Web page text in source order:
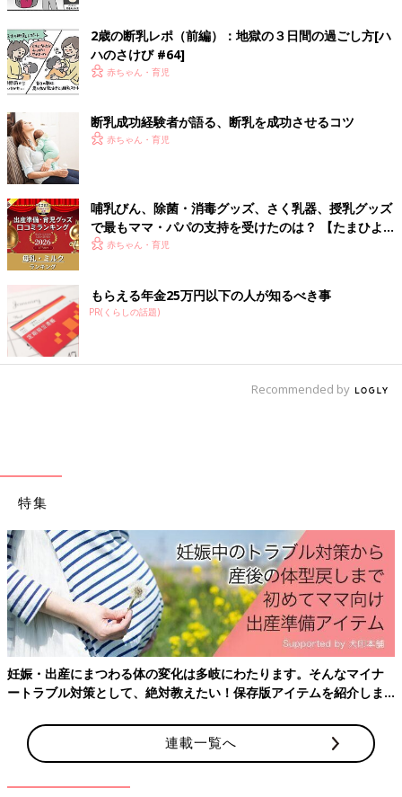
も。
まわりの意見もあり、いつまで授乳が続くのかな？と不安になる
こともありますが、いつかは終わるもの。今しかできない授乳と
いう最高のスキンシップを楽しんでおけるといいですね。
【3歳で自然卒乳】
うちは3歳です。長いですが、自然卒乳でした。次の予定もなか
ったし、食が細くカンの強い子でしたから母乳が精神安定剤だっ
たので、本人がもういいと言うまであげようと思っていました。
3歳になってまもなく「もうそろそろやめる？」と聞いたら「う
ん、やめる」とのこと。長かったけど、とてもあっさりとしてい
ました。
【9カ月で卒乳】
離乳食も順調で食べる事の方が楽しかったようで、授乳も8カ月
ぐらいから夜就寝前の1回になり、9カ月になってすぐのある日の
夜、いつも通り授乳しようと胸を出したら、両手で私の胸を押
し、要らないという仕草を見せたその日から一切飲まなくなりま
嬉しいのと、ちょっと寂しいのもあり、泣きました。
卒乳してさみしい気持ちに…
ママの睡眠不足の原因にもなる授乳。それにより早く卒乳しない
かなと思うママも多いようです。しかし意外と卒乳がスムーズに
行きすぎても寂しく切なくなるのが母心。成長しているあかしと
は思っても突然の変化はなかなかスムーズには受け入れられない
ものですよね。
先輩ママの体験談によると、卒乳させる気はないのに気づいたら
授乳の間隔があくようになっていたというお子さんも。いつの間
もう赤ちゃんから卒業しようとしているのかもしれません。自分
でしっかりと成長していけるママ思いなしっかり者のお子さんで
卒乳は必ずいつかはやってくるものだから、うちの子遅いのか
2歳の断乳レポ（前編）：地獄の３日間の過ごし方[ハ
ハのさけび #64]
赤ちゃん・育児
断乳成功経験者が語る、断乳を成功させるコツ
赤ちゃん・育児
哺乳びん、除菌・消毒グッズ、さく乳器、授乳グッズ
で最もママ・パパの支持を受けたのは？ 【たまひよ
赤ちゃんグッズ大賞2026】
赤ちゃん・育児
もらえる年金25万円以下の人が知るべき事
PR(くらしの話題)
Recommended by
特集
妊娠・出産にまつわる体の変化は多岐にわたります。そんなマイナ
ートラブル対策として、絶対教えたい！保存版アイテムを紹介しま
連載一覧へ